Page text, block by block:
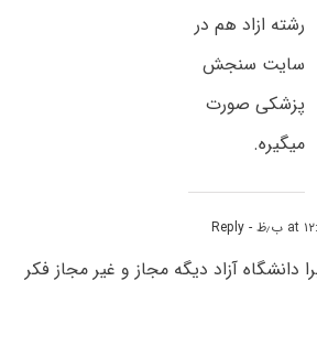
رشته ازاد هم در
سایت سنجش
پزشکی صورت
میگیره.
- Reply
دانشگاه آزاد دیگه مجاز و غیر مجاز فکر